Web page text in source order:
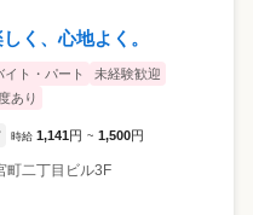
く、心地よく。
イト・パート
未経験歓迎
あり
時給 1,141円 ~ 1,500円
町二丁目ビル3F